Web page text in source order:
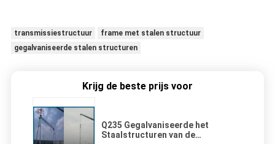
transmissiestructuur
frame met stalen structuur
gegalvaniseerde stalen structuren
Krijg de beste prijs voor
Q235 Gegalvaniseerde het
Staalstructuren van de